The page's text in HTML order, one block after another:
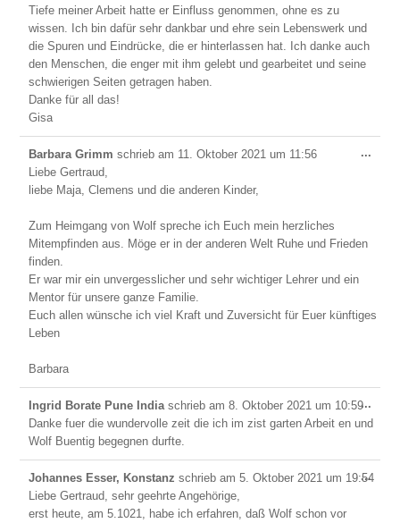
Tiefe meiner Arbeit hatte er Einfluss genommen, ohne es zu
wissen. Ich bin dafür sehr dankbar und ehre sein Lebenswerk und
die Spuren und Eindrücke, die er hinterlassen hat. Ich danke auch
den Menschen, die enger mit ihm gelebt und gearbeitet und seine
schwierigen Seiten getragen haben.
Danke für all das!
Gisa
Barbara Grimmschrieb am 11. Oktober 2021 um 11:56
Liebe Gertraud,
liebe Maja, Clemens und die anderen Kinder,
Zum Heimgang von Wolf spreche ich Euch mein herzliches
Mitempfinden aus. Möge er in der anderen Welt Ruhe und Frieden
finden.
Er war mir ein unvergesslicher und sehr wichtiger Lehrer und ein
Mentor für unsere ganze Familie.
Euch allen wünsche ich viel Kraft und Zuversicht für Euer künftiges
Leben
Barbara
...
Ingrid Borate Pune Indiaschrieb am 8. Oktober 2021 um 10:59
Danke fuer die wundervolle zeit die ich im zist garten Arbeit en und
Wolf Buentig begegnen durfte.
...
ein-/
Johannes Esser, Konstanzschrieb am 5. Oktober 2021 um 19:54
Liebe Gertraud, sehr geehrte Angehörige,
erst heute, am 5.1021, habe ich erfahren, daß Wolf schon vor
...Diese